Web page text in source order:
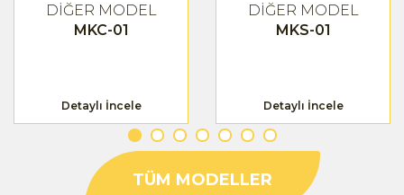
DİĞER MODEL
MKC-01
Detaylı İncele
DİĞER MODEL
MKS-01
Detaylı İncele
TÜM MODELLER